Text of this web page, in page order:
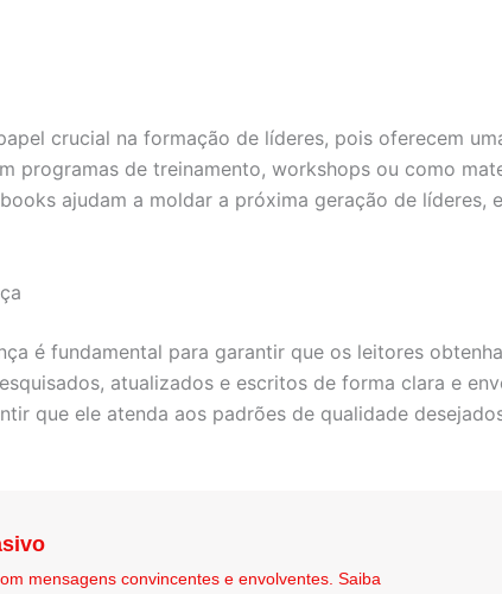
crucial na formação de líderes, pois oferecem
programas de treinamento, workshops ou como
ajudam a moldar a próxima geração de líderes,
é fundamental para garantir que os leitores
atualizados e escritos de forma clara e
que ele atenda aos padrões de qualidade
mensagens convincentes e envolventes. Saiba